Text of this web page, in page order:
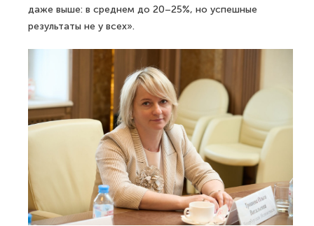
даже выше: в среднем до 20–25%, но успешные
результаты не у всех».